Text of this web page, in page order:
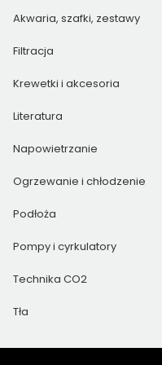
Akwaria, szafki, zestawy
Filtracja
Krewetki i akcesoria
Literatura
Napowietrzanie
Ogrzewanie i chłodzenie
Podłoża
Pompy i cyrkulatory
Technika CO2
Tła